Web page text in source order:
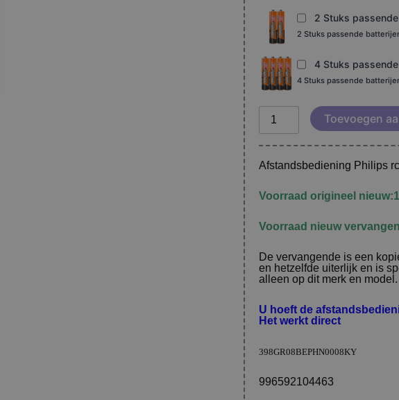
2 Stuks
2 Stuks passende
4 Stuks
4 Stuks passende
Toevoegen
Afstandsbediening Philips
Voorraad origineel nieuw:1
Voorraad nieuw
De vervangende is een
en hetzelfde uiterlijk en is
alleen op dit merk en
U hoeft de
Het werkt direct
398GR08BEPHN0008KY
996592104463